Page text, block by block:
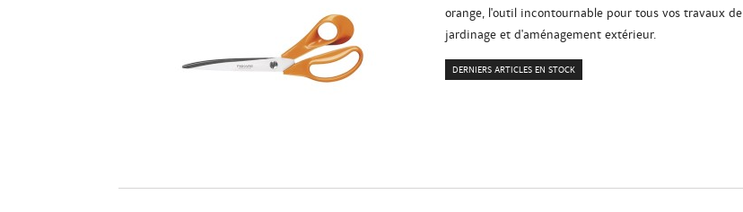
orange, l'outil incontournable pour tous vos travaux de
jardinage et d'aménagement extérieur.
DERNIERS ARTICLES EN STOCK